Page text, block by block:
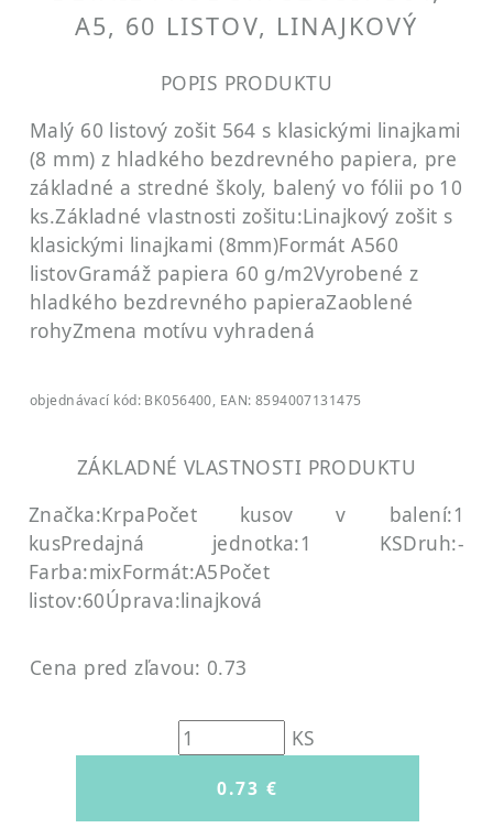
A5, 60 LISTOV, LINAJKOVÝ
POPIS PRODUKTU
Malý 60 listový zošit 564 s klasickými linajkami
(8 mm) z hladkého bezdrevného papiera, pre
základné a stredné školy, balený vo fólii po 10
ks.Základné vlastnosti zošitu:Linajkový zošit s
klasickými linajkami (8mm)Formát A560
listovGramáž papiera 60 g/m2Vyrobené z
hladkého bezdrevného papieraZaoblené
rohyZmena motívu vyhradená
objednávací kód: BK056400, EAN: 8594007131475
ZÁKLADNÉ VLASTNOSTI PRODUKTU
Značka:KrpaPočet kusov v balení:1
kusPredajná jednotka:1 KSDruh:-
Farba:mixFormát:A5Počet
listov:60Úprava:linajková
Cena pred zľavou: 0.73
KS